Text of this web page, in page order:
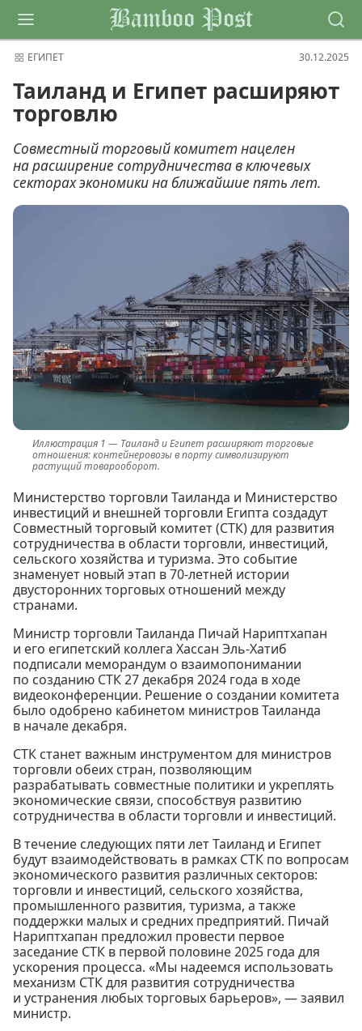
Bamboo Post
ЕГИПЕТ 30.12.2025
Таиланд и Египет расширяют
торговлю
Совместный торговый комитет нацелен
на расширение сотрудничества в ключевых
секторах экономики на ближайшие пять лет.
Таиланд и Египет расширяют торговые
отношения: контейнеровозы в порту символизируют
растущий товарооборот.
Министерство торговли Таиланда и Министерство
инвестиций и внешней торговли Египта создадут
Совместный торговый комитет (СТК) для развития
сотрудничества в области торговли, инвестиций,
сельского хозяйства и туризма. Это событие
знаменует новый этап в 70-летней истории
двусторонних торговых отношений между
странами.
Министр торговли Таиланда Пичай Нариптхапан
и его египетский коллега Хассан Эль-Хатиб
подписали меморандум о взаимопонимании
по созданию СТК 27 декабря 2024 года в ходе
видеоконференции. Решение о создании комитета
было одобрено кабинетом министров Таиланда
в начале декабря.
СТК станет важным инструментом для министров
торговли обеих стран, позволяющим
разрабатывать совместные политики и укреплять
экономические связи, способствуя развитию
сотрудничества в области торговли и инвестиций.
В течение следующих пяти лет Таиланд и Египет
будут взаимодействовать в рамках СТК по вопросам
экономического развития различных секторов:
торговли и инвестиций, сельского хозяйства,
промышленного развития, туризма, а также
поддержки малых и средних предприятий. Пичай
Нариптхапан предложил провести первое
заседание СТК в первой половине 2025 года для
ускорения процесса. «Мы надеемся использовать
механизм СТК для развития сотрудничества
и устранения любых торговых барьеров», — заявил
министр.